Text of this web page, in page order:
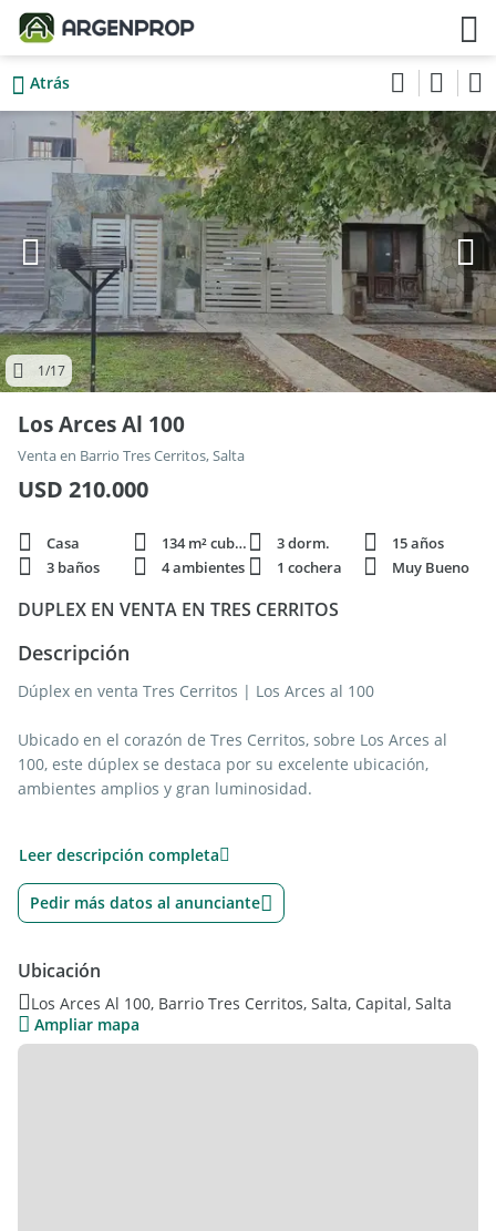
Atrás
1/17
Los Arces Al 100
Venta en Barrio Tres Cerritos, Salta
USD 210.000
Casa 134 m² cubie. 3 dorm.
15 años
3 baños
4 ambientes 1 cochera Muy Bueno
DUPLEX EN VENTA EN TRES CERRITOS
Descripción
Dúplex en venta Tres Cerritos | Los Arces al 100
Ubicado en el corazón de Tres Cerritos, sobre Los Arces al
100, este dúplex se destaca por su excelente ubicación,
ambientes amplios y gran luminosidad.
ideal para la vida familiar.
Planta Baja
Amplio living comedor muy luminoso
Cocina comedor
Toilette
Leer descripción completa
Pedir más datos al anunciante
Ubicación
Los Arces Al 100, Barrio Tres Cerritos, Salta, Capital, Salta
Ampliar mapa